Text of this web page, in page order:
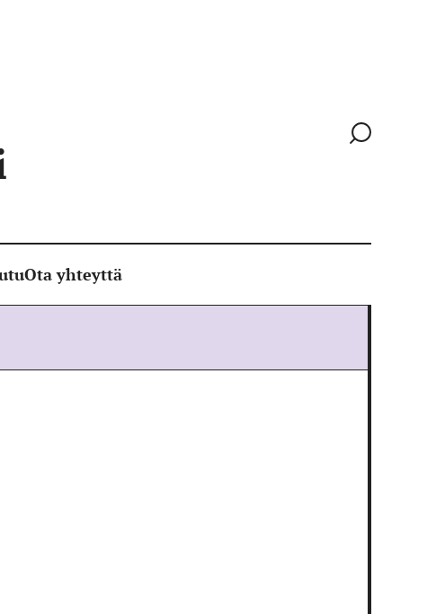
Siirry
Ota yhteyttä